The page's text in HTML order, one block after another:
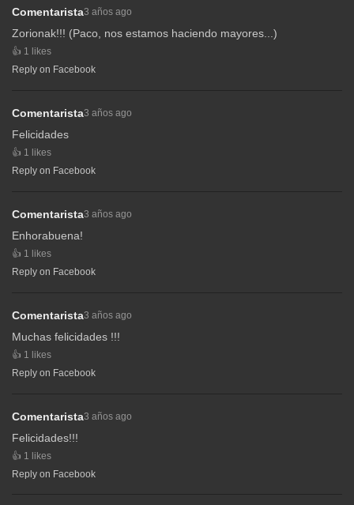
Comentarista3 años ago
Zorionak!!! (Paco, nos estamos haciendo mayores...)
1 likes
Reply on Facebook
Comentarista3 años ago
Felicidades
1 likes
Reply on Facebook
Comentarista3 años ago
Enhorabuena!
1 likes
Reply on Facebook
Comentarista3 años ago
Muchas felicidades !!!
1 likes
Reply on Facebook
Comentarista3 años ago
Felicidades!!!
1 likes
Reply on Facebook